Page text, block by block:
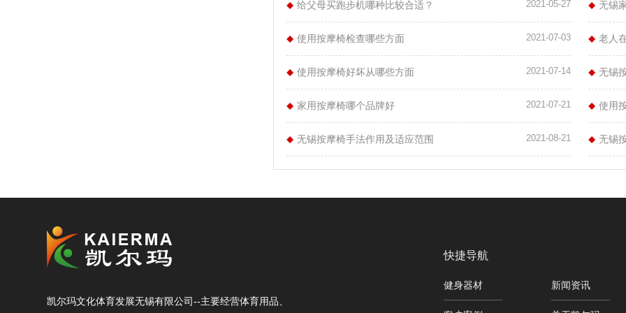
2021-05-27
给父母买跑步机哪种比较合适？ 无锡
2021-07-03
使用按摩椅检查哪些方面 老人
2021-07-14
使用按摩椅好坏从哪些方面 无锡
2021-07-21
家用按摩椅哪个品牌好 使用
2021-08-21
无锡按摩椅手法作用及适应范围 无锡
凯尔玛文化体育发展无锡有限公司--主要经营体育用品、
快捷导航
健身器材 新闻资讯